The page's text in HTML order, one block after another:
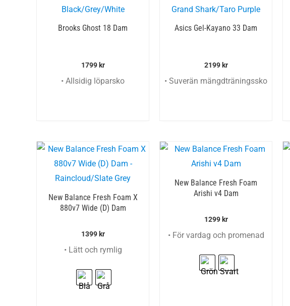
Brooks Ghost 18 Dam
1799 kr
• Allsidig löparsko
Asics Gel-Kayano 33 Dam
2199 kr
• Suverän mängdträningssko
New Balance Fresh Foam X
880v7 Wide (D) Dam
1399 kr
• Lätt och rymlig
New Balance Fresh Foam
Arishi v4 Dam
1299 kr
• För vardag och promenad